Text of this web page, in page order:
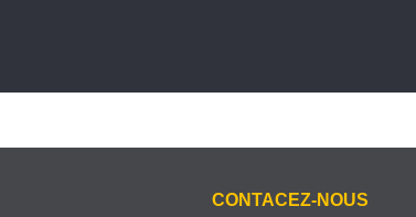
CONTACEZ-NOUS